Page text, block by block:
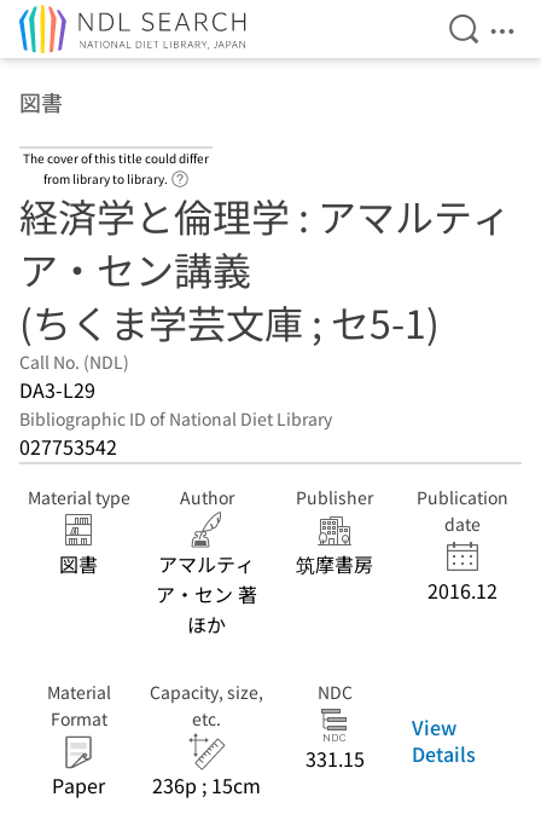
Open
図書
The cover of this title could differ
from library to library.
経済学と倫理学 : アマルティ
ア・セン講義
(ちくま学芸文庫 ; セ5-1)
Call No. (NDL)
DA3-L29
Bibliographic ID of National Diet Library
027753542
Material type
図書
Author
アマルティ
ア・セン 著
ほか
Publisher
筑摩書房
Publication
date
2016.12
Material
Format
Paper
Capacity, size,
etc.
236p ; 15cm
NDC
331.15
View
Details